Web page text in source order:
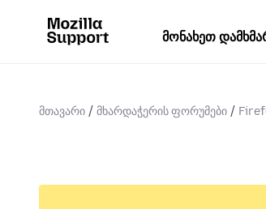
მონახეთ
მთავარი მხარდაჭერის ფორუმები